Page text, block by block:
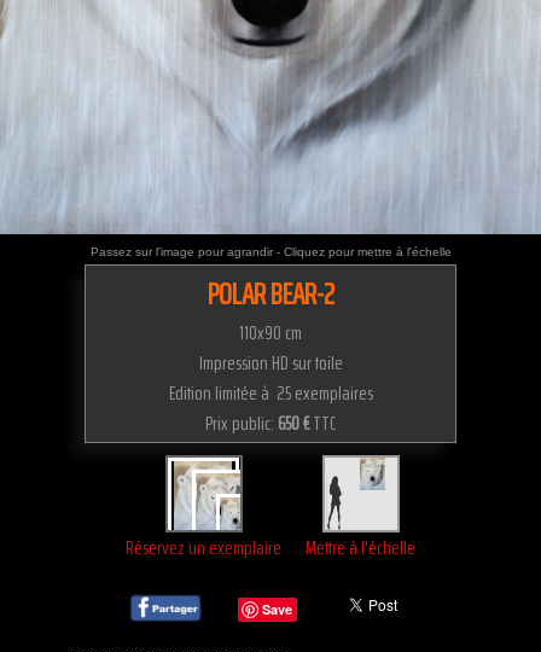
Passez sur l'image pour agrandir - Cliquez pour mettre à l'échelle
POLAR BEAR-2
110x90 cm
Impression HD sur toile
Edition limitée à 25 exemplaires
Prix public: 650 €TTC
Réservez un exemplaire Mettre à l'échelle
Save